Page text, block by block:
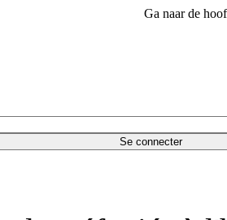
Ga naar de
Se connecter